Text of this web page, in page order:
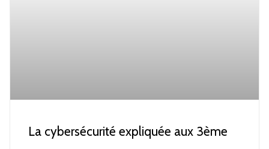
La cybersécurité expliquée aux 3ème